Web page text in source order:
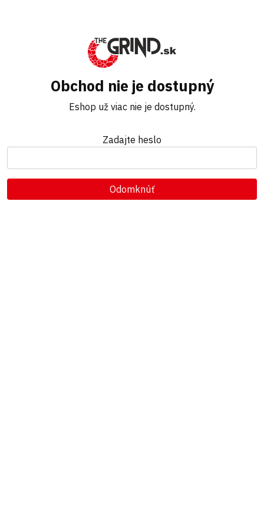
Obchod nie je dostupný
Eshop už viac nie je dostupný.
Zadajte heslo